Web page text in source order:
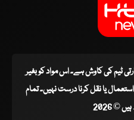
ٹیم کی کاوش ہے۔ اس مواد کو بغیر
یا نقل کرنا درست نہیں۔ تمام
© 2026